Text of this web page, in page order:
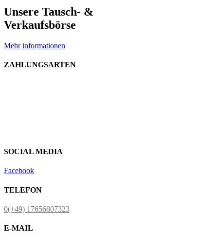
Unsere Tausch- &
Verkaufsbörse
Mehr informationen
ZAHLUNGSARTEN
SOCIAL MEDIA
Facebook
TELEFON
0(+49) 17656807323
E-MAIL